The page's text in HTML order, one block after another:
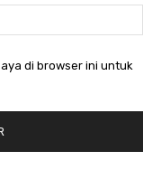
di browser ini untuk